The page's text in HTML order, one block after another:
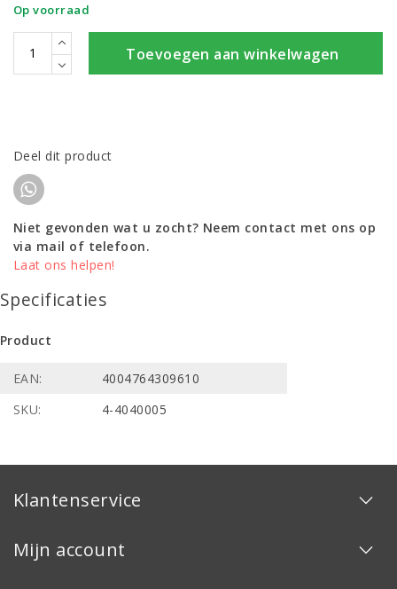
Op voorraad
Toevoegen aan winkelwagen
Deel dit product
Niet gevonden wat u zocht? Neem contact met ons op
via mail of telefoon.
Laat ons helpen!
Specificaties
Product
EAN:
4004764309610
SKU:
4-4040005
Klantenservice
Mijn account